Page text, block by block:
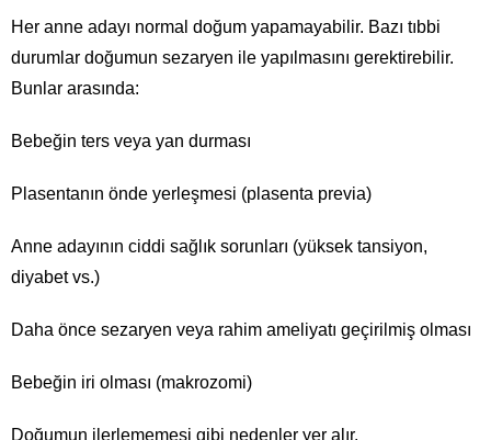
Her anne adayı normal doğum yapamayabilir. Bazı tıbbi
durumlar doğumun sezaryen ile yapılmasını gerektirebilir.
Bunlar arasında:
Bebeğin ters veya yan durması
Plasentanın önde yerleşmesi (plasenta previa)
Anne adayının ciddi sağlık sorunları (yüksek tansiyon,
diyabet vs.)
Daha önce sezaryen veya rahim ameliyatı geçirilmiş olması
Bebeğin iri olması (makrozomi)
Doğumun ilerlememesi gibi nedenler yer alır.